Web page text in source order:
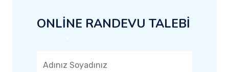
ONLİNE RANDEVU TALEBİ